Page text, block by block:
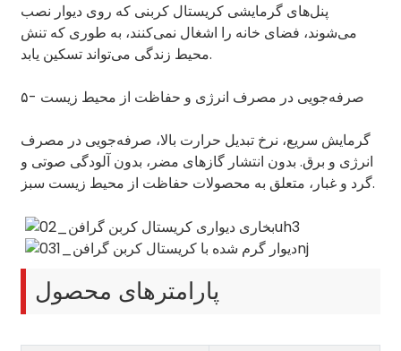
پنل‌های گرمایشی کریستال کربنی که روی دیوار نصب
می‌شوند، فضای خانه را اشغال نمی‌کنند، به طوری که تنش
محیط زندگی می‌تواند تسکین یابد.
۵- صرفه‌جویی در مصرف انرژی و حفاظت از محیط زیست
گرمایش سریع، نرخ تبدیل حرارت بالا، صرفه‌جویی در مصرف
انرژی و برق. بدون انتشار گازهای مضر، بدون آلودگی صوتی و
گرد و غبار، متعلق به محصولات حفاظت از محیط زیست سبز.
پارامترهای محصول